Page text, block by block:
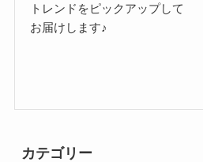
トレンドをピックアップして
お届けします♪
カテゴリー